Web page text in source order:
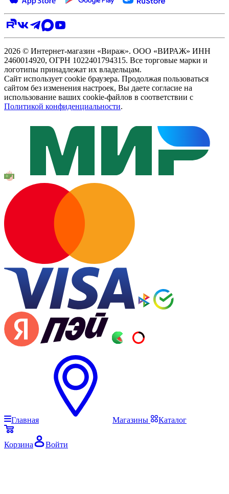
2026 © Интернет-магазин «Вираж». ООО «ВИРАЖ» ИНН
2460014920, ОГРН 1022401794315. Все торговые марки и
логотипы принадлежат их владельцам.
Сайт использует cookie браузера. Продолжая пользоваться
сайтом без изменения настроек, Вы даете согласие на
использование ваших cookie-файлов в соответствии с
Политикой конфиденциальности.
Главная Магазины Каталог
Корзина Войти